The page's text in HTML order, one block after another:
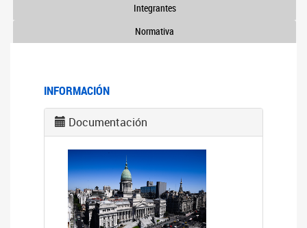
Integrantes
Normativa
INFORMACIÓN
Documentación